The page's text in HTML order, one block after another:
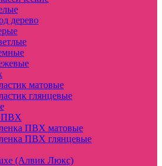
дерево
матовые
глянцевые
ПВХ
ПВХ матовые
ПВХ глянцевые
(Алвик Люкс)